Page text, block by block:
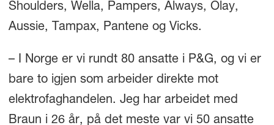
Shoulders, Wella, Pampers, Always, Olay,
Aussie, Tampax, Pantene og Vicks.
– I Norge er vi rundt 80 ansatte i P&G, og vi er
bare to igjen som arbeider direkte mot
elektrofaghandelen. Jeg har arbeidet med
Braun i 26 år, på det meste var vi 50 ansatte